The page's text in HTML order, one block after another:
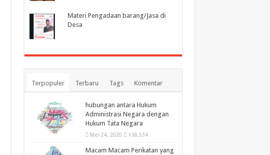
Materi Pengadaan barang/Jasa di
Desa
Terpopuler Terbaru Tags Komentar
hubungan antara Hukum
Administrasi Negara dengan
Hukum Tata Negara
Mei 24, 2020 138,534
Macam Macam Perikatan yang